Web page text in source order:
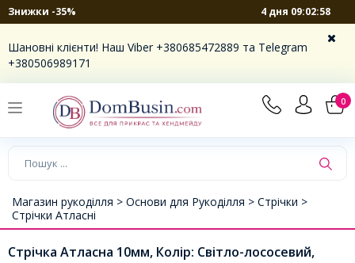
Знижки -35% 4 дня 09:02:58
Шановні клієнти! Наш Viber +380685472889 та Telegram
+380506989171
0
Магазин рукоділля > Основи для Рукоділля > Стрічки >
Стрічки Атласні
Стрічка Атласна 10мм, Колір: Світло-лососевий,